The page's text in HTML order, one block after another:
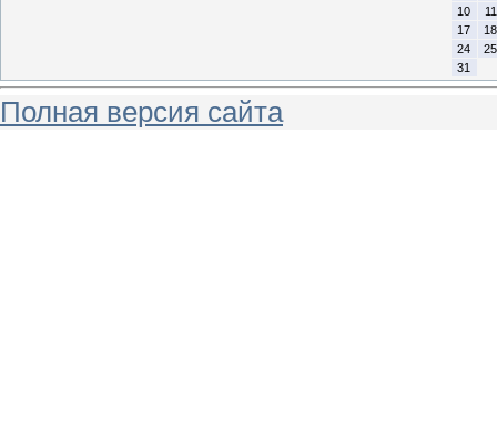
10
11
17
18
24
25
31
Полная версия сайта